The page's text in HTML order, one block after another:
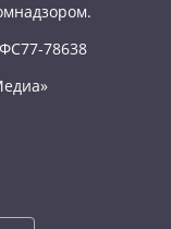
78638